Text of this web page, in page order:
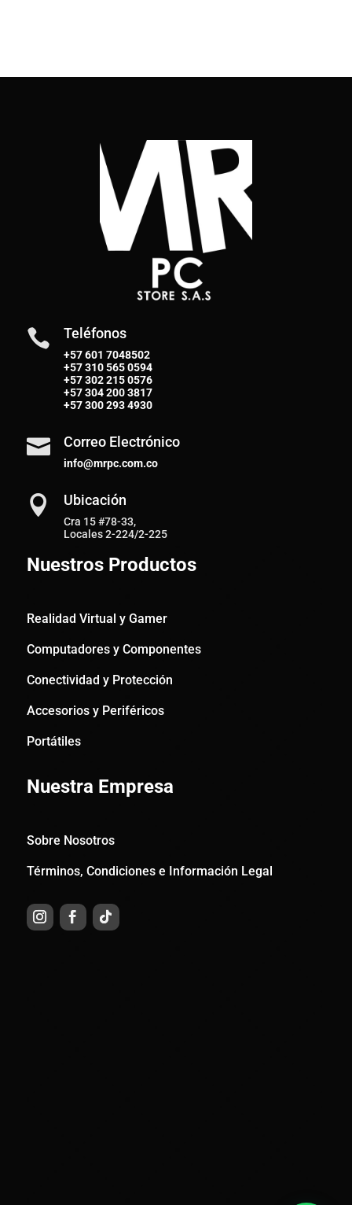
 Teléfonos
+57 601 7048502
+57310 565 0594
+57302 215 0576
+57304 200 3817
+57300 293 4930
 Correo Electrónico
info@mrpc.com.co
 Ubicación
Cra 15 #78-33,
Locales 2-224/2-225
Nuestros Productos
Realidad Virtual y Gamer
Computadores y Componentes
Conectividad y Protección
Accesorios y Periféricos
Portátiles
Nuestra Empresa
Sobre Nosotros
Términos, Condiciones e Información Legal